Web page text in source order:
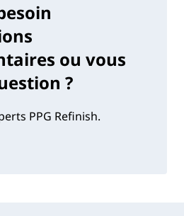
ou vous
?
PPG Refinish.